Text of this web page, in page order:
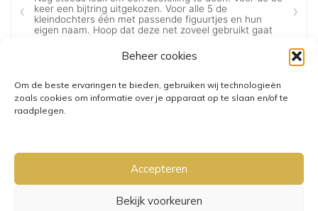
Beheer cookies
Om de beste ervaringen te bieden, gebruiken wij technologieën
zoals cookies om informatie over je apparaat op te slaan en/of te
raadplegen.
Accepteren
Bekijk voorkeuren